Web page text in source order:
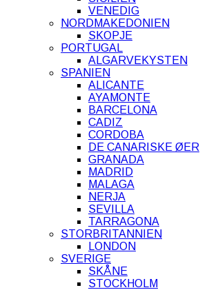
VENEDIG
NORDMAKEDONIEN
SKOPJE
PORTUGAL
ALGARVEKYSTEN
SPANIEN
ALICANTE
AYAMONTE
BARCELONA
CADIZ
CORDOBA
DE CANARISKE ØER
GRANADA
MADRID
MALAGA
NERJA
SEVILLA
TARRAGONA
STORBRITANNIEN
LONDON
SVERIGE
SKÅNE
STOCKHOLM